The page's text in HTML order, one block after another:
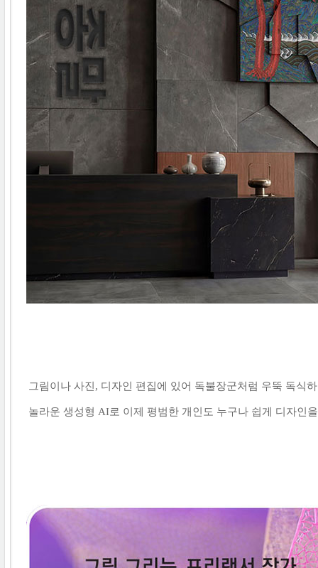
그림이나 사진, 디자인 편집에 있어 독불장군처럼 우뚝 독식
놀라운 생성형 AI로 이제 평범한 개인도 누구나 쉽게 디자인